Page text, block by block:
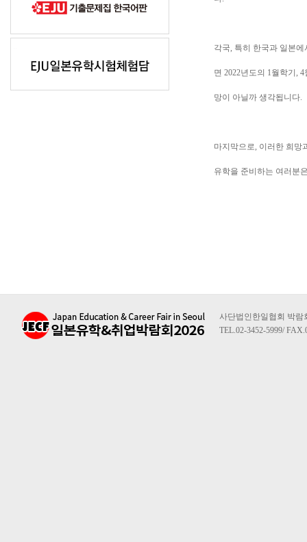
각국, 특히 한국과 일본
면 2022년도의 1월학기,
망이 아닐까 생각됩니다.
마지막으로, 이러한 희망
유학을 준비하는 여러분
사단법인한일협회 박람
TEL.02-3452-5999/